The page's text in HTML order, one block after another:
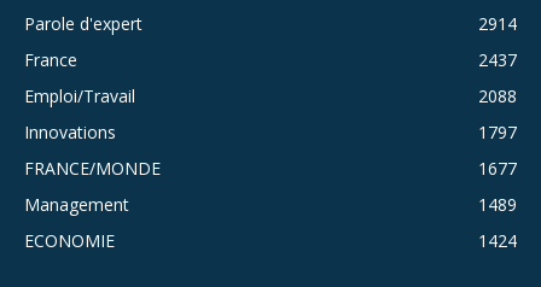
Parole d'expert
2914
France
2437
Emploi/Travail
2088
Innovations
1797
FRANCE/MONDE
1677
Management
1489
ECONOMIE
1424